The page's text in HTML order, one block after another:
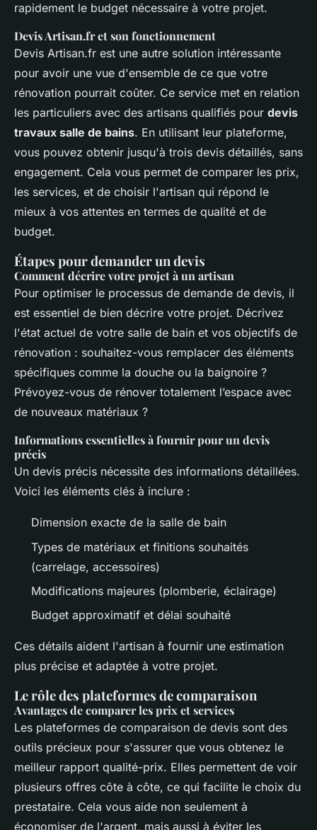
rapidement le budget nécessaire à votre projet.
Devis Artisan.fr et son fonctionnement
Devis Artisan.fr est une autre solution intéressante
pour avoir une vue d'ensemble de ce que votre
rénovation pourrait coûter. Ce service met en relation
les particuliers avec des artisans qualifiés pour devis
travaux salle de bains. En utilisant leur plateforme,
vous pouvez obtenir jusqu'à trois devis détaillés, sans
engagement. Cela vous permet de comparer les prix,
les services, et de choisir l'artisan qui répond le
mieux à vos attentes en termes de qualité et de
budget.
Étapes pour demander un devis
Comment décrire votre projet à un artisan
Pour optimiser le processus de demande de devis, il
est essentiel de bien décrire votre projet. Décrivez
l'état actuel de votre salle de bain et vos objectifs de
rénovation : souhaitez-vous remplacer des éléments
spécifiques comme la douche ou la baignoire ?
Prévoyez-vous de rénover totalement l’espace avec
de nouveaux matériaux ?
Informations essentielles à fournir pour un devis
précis
Un devis précis nécessite des informations détaillées.
Voici les éléments clés à inclure :
Dimension exacte de la salle de bain
Types de matériaux et finitions souhaités
(carrelage, accessoires)
Modifications majeures (plomberie, éclairage)
Budget approximatif et délai souhaité
Ces détails aident l'artisan à fournir une estimation
plus précise et adaptée à votre projet.
Le rôle des plateformes de comparaison
Avantages de comparer les prix et services
Les plateformes de comparaison de devis sont des
outils précieux pour s'assurer que vous obtenez le
meilleur rapport qualité-prix. Elles permettent de voir
plusieurs offres côte à côte, ce qui facilite le choix du
prestataire. Cela vous aide non seulement à
économiser de l'argent, mais aussi à éviter les